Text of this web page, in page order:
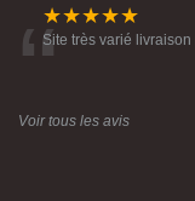
★★★★★
“Site très varié
Voir tous les avis